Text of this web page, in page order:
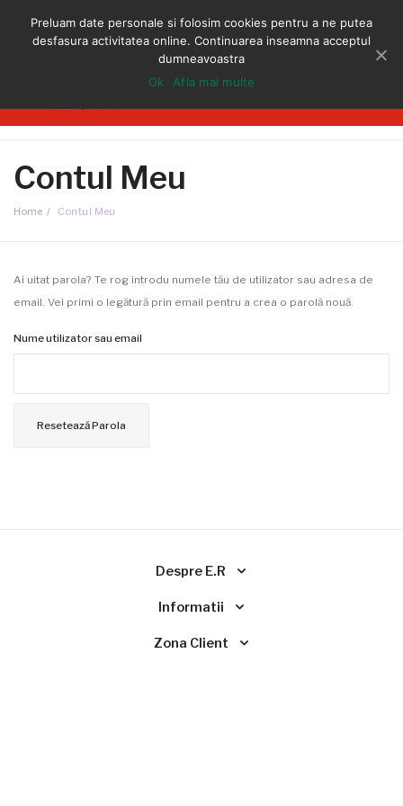
Livrare gratuita:
pentru clientii din Constanta
Email *comenzi@elidaradu.ro
GENTI DE DAMA
PLICURI PIELE
POSETE
Contul Meu
Home / Contul Meu
Ai uitat parola? Te rog introdu numele tău de utilizator sau adresa de
email. Vei primi o legătură prin email pentru a crea o parolă nouă.
Nume utilizator sau email
Resetează Parola
Despre E.R
Informatii
Zona Client
Preluam date personale si folosim cookies pentru a ne putea
desfasura activitatea online. Continuarea inseamna acceptul
dumneavoastra
Ok
Afla mai multe